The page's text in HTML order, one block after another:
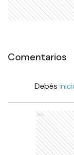
Comentarios
Debés
Ads